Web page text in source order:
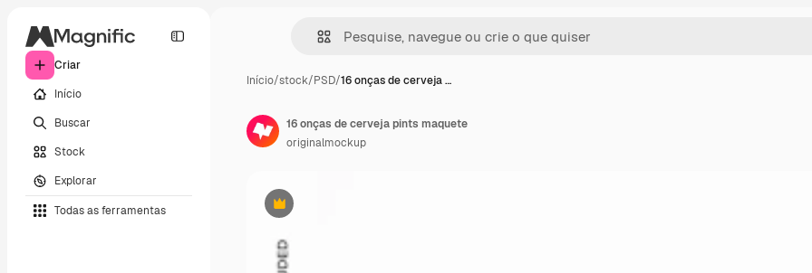
Criar
Início
Buscar
Stock
Explorar
Todas as ferramentas
Início/stock/PSD/16 onças de cerveja …
Premium
16 onças de cerveja pints maquete
originalmockup